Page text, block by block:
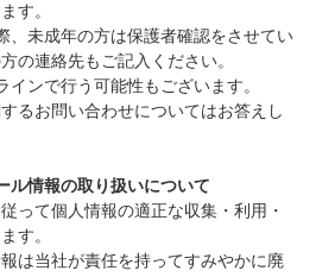
す。
、未成年の方は保護者確認をさせてい
の連絡先もご記入ください。
インで行う可能性もございます。
るお問い合わせについてはお答えし
ル情報の取り扱いについて
って個人情報の適正な収集・利用・
す。
は当社が責任を持ってすみやかに廃